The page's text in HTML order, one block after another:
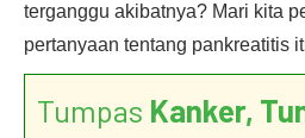
terganggu akibatnya? Mari kita
pertanyaan tentang pankreatitis
Tumpas Kanker,